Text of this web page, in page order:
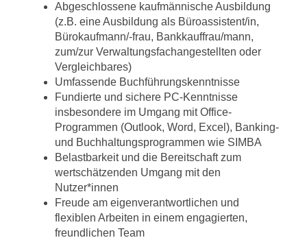
Abgeschlossene kaufmännische Ausbildung
(z.B. eine Ausbildung als Büroassistent/in,
Bürokaufmann/-frau, Bankkauffrau/mann,
zum/zur Verwaltungsfachangestellten oder
Vergleichbares)
Umfassende Buchführungskenntnisse
Fundierte und sichere PC-Kenntnisse
insbesondere im Umgang mit Office-
Programmen (Outlook, Word, Excel), Banking-
und Buchhaltungsprogrammen wie SIMBA
Belastbarkeit und die Bereitschaft zum
wertschätzenden Umgang mit den
Nutzer*innen
Freude am eigenverantwortlichen und
flexiblen Arbeiten in einem engagierten,
freundlichen Team